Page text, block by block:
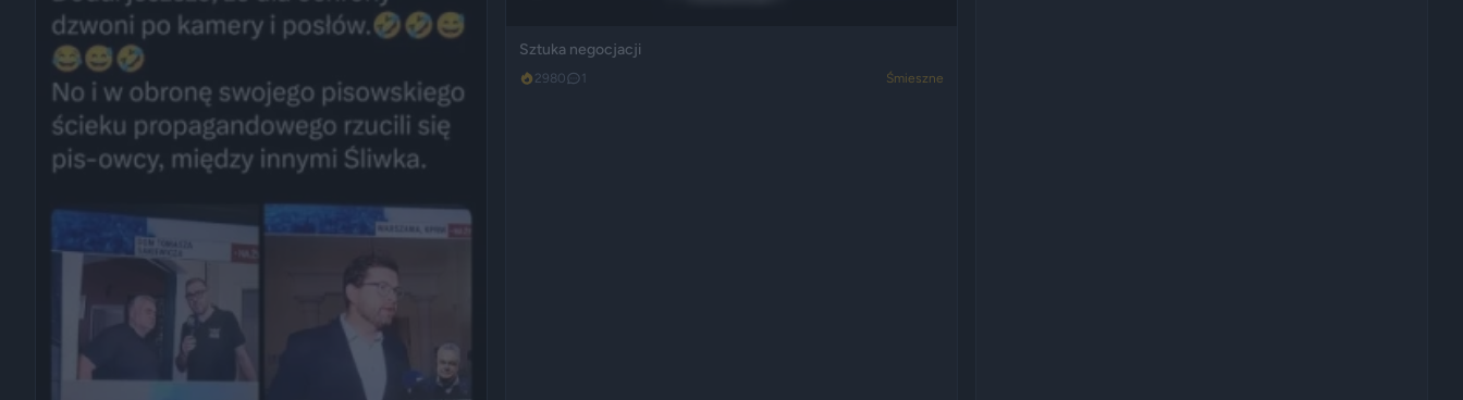
Sztuka negocjacji
2980 1 Śmieszne